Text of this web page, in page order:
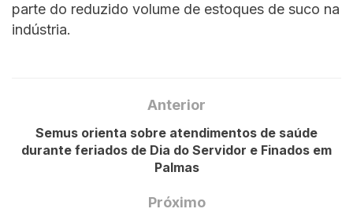
parte do reduzido volume de estoques de suco na
indústria.
Anterior
Semus orienta sobre atendimentos de saúde
durante feriados de Dia do Servidor e Finados em
Palmas
Próximo